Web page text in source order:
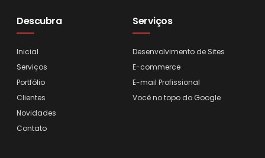
Descubra
Inicial
Serviços
Portfólio
Clientes
Novidades
Contato
Serviços
Desenvolvimento de Sites
E-commerce
E-mail Profissional
Você no topo do Google